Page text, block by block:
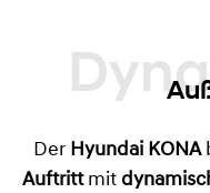
Der Hyundai KONA
Auftrittmit